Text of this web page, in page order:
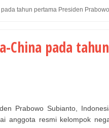
tahun pertama Presiden Prabowo
China pada
Prabowo Subianto,
anggota resmi kelompok